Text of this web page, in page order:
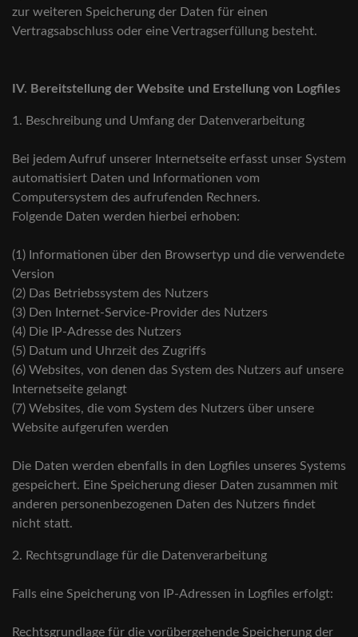
zur weiteren Speicherung der Daten für einen
Vertragsabschluss oder eine Vertragserfüllung besteht.
IV. Bereitstellung der Website und Erstellung von Logfiles
1. Beschreibung und Umfang der Datenverarbeitung
Bei jedem Aufruf unserer Internetseite erfasst unser System
automatisiert Daten und Informationen vom
Computersystem des aufrufenden Rechners.
Folgende Daten werden hierbei erhoben:
(1) Informationen über den Browsertyp und die verwendete
Version
(2) Das Betriebssystem des Nutzers
(3) Den Internet-Service-Provider des Nutzers
(4) Die IP-Adresse des Nutzers
(5) Datum und Uhrzeit des Zugriffs
(6) Websites, von denen das System des Nutzers auf unsere
Internetseite gelangt
(7) Websites, die vom System des Nutzers über unsere
Website aufgerufen werden
Die Daten werden ebenfalls in den Logfiles unseres Systems
gespeichert. Eine Speicherung dieser Daten zusammen mit
anderen personenbezogenen Daten des Nutzers findet
nicht statt.
2. Rechtsgrundlage für die Datenverarbeitung
Falls eine Speicherung von IP-Adressen in Logfiles erfolgt:
Rechtsgrundlage für die vorübergehende Speicherung der